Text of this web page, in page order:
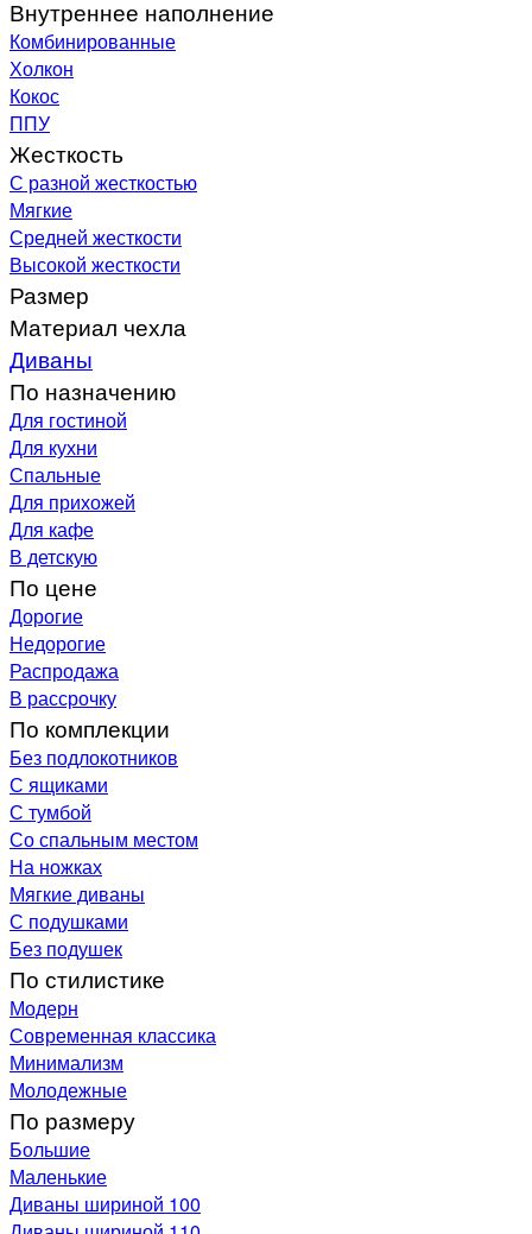
Внутреннее наполнение
Комбинированные
Холкон
Кокос
ППУ
Жесткость
С разной жесткостью
Мягкие
Средней жесткости
Высокой жесткости
Размер
Материал чехла
Диваны
По назначению
Для гостиной
Для кухни
Спальные
Для прихожей
Для кафе
В детскую
По цене
Дорогие
Недорогие
Распродажа
В рассрочку
По комплекции
Без подлокотников
С ящиками
С тумбой
Со спальным местом
На ножках
Мягкие диваны
С подушками
Без подушек
По стилистике
Модерн
Современная классика
Минимализм
Молодежные
По размеру
Большие
Маленькие
Диваны шириной 100